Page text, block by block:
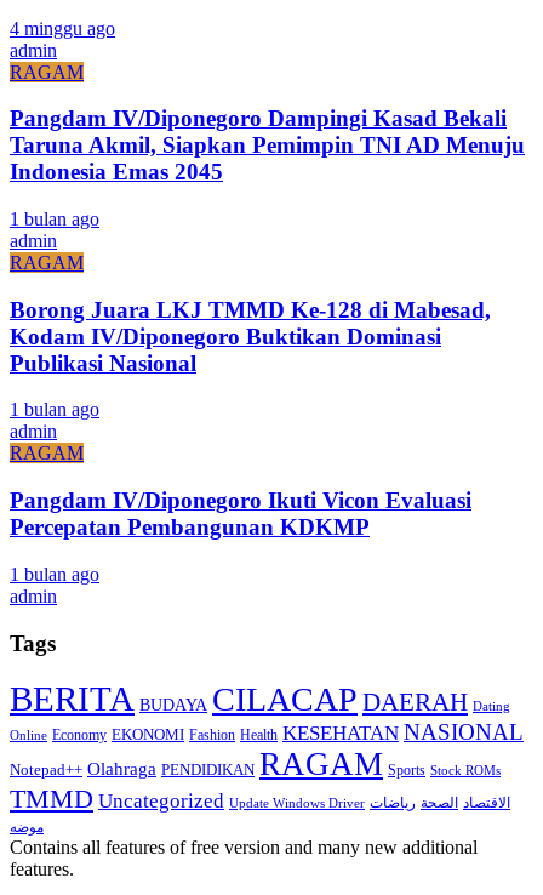
4 minggu ago
admin
RAGAM
Pangdam IV/Diponegoro Dampingi Kasad Bekali
Taruna Akmil, Siapkan Pemimpin TNI AD Menuju
Indonesia Emas 2045
1 bulan ago
admin
RAGAM
Borong Juara LKJ TMMD Ke-128 di Mabesad,
Kodam IV/Diponegoro Buktikan Dominasi
Publikasi Nasional
1 bulan ago
admin
RAGAM
Pangdam IV/Diponegoro Ikuti Vicon Evaluasi
Percepatan Pembangunan KDKMP
1 bulan ago
admin
Tags
BERITA BUDAYA CILACAP DAERAH Dating
Online Economy EKONOMI Fashion Health KESEHATAN NASIONAL
Notepad++ Olahraga PENDIDIKAN RAGAM Sports Stock ROMs
TMMD Uncategorized Update Windows Driver الاقتصاد الصحة رياضات
موضه
Contains all features of free version and many new additional
features.